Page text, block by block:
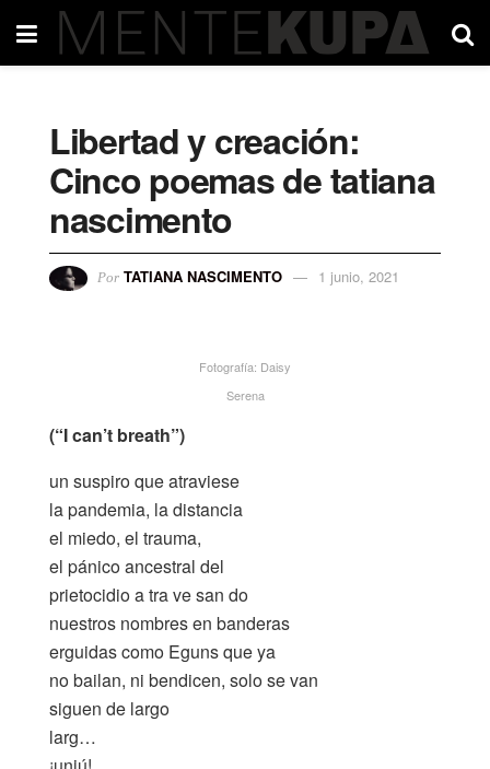
Libertad y creación:
Cinco poemas de tatiana
nascimento
Por TATIANA NASCIMENTO 1 junio, 2021
Fotografía: Daisy
Serena
(“I can’t breath”)
un suspiro que atraviese
la pandemia, la distancia
el miedo, el trauma,
el pánico ancestral del
prietocidio a tra ve san do
nuestros nombres en banderas
erguidas como Eguns que ya
no bailan, ni bendicen, solo se van
siguen de largo
larg…